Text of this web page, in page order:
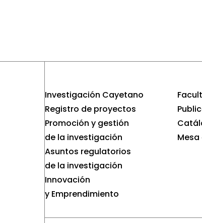
Investigación Cayetano
Registro de proyectos
Promoción y gestión
de la investigación
Asuntos regulatorios
de la investigación
Innovación
y Emprendimiento
Mesa